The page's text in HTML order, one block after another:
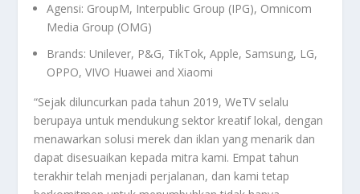
Agensi: GroupM, Interpublic Group (IPG), Omnicom
Media Group (OMG)
Brands: Unilever, P&G, TikTok, Apple, Samsung, LG,
OPPO, VIVO Huawei and Xiaomi
“Sejak diluncurkan pada tahun 2019, WeTV selalu
berupaya untuk mendukung sektor kreatif lokal, dengan
menawarkan solusi merek dan iklan yang menarik dan
dapat disesuaikan kepada mitra kami. Empat tahun
terakhir telah menjadi perjalanan, dan kami tetap